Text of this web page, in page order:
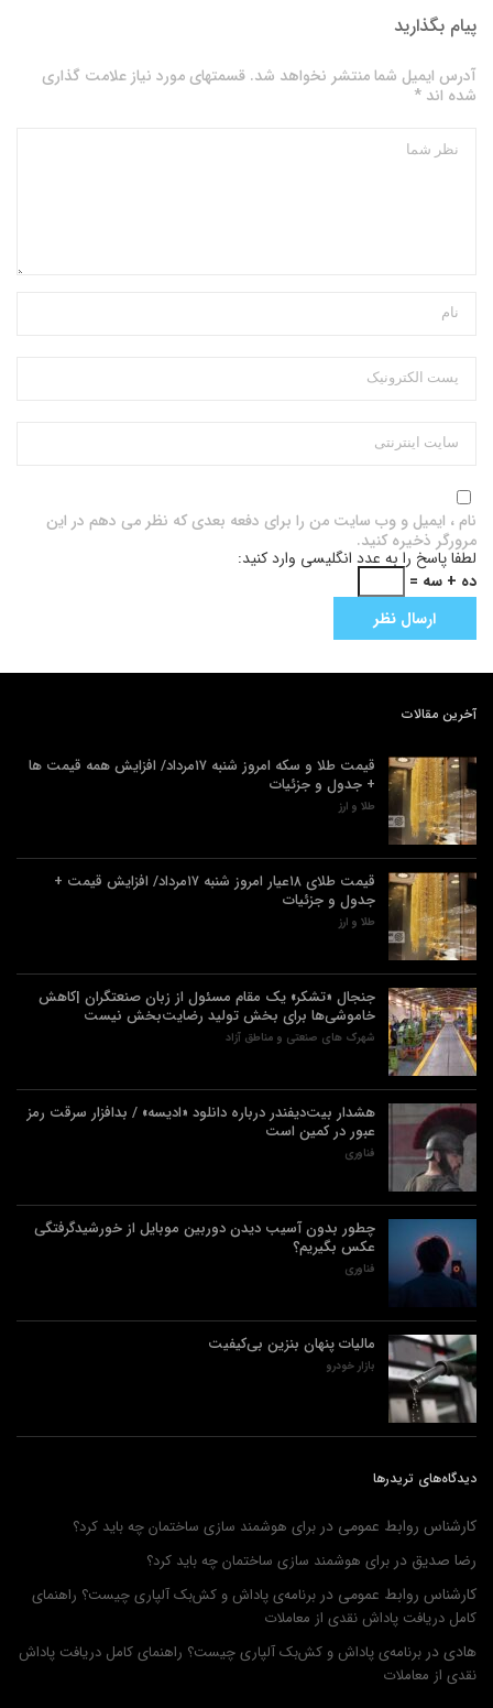
پیام بگذارید
آدرس ایمیل شما منتشر نخواهد شد. قسمتهای مورد نیاز علامت گذاری
شده اند *
نام ، ایمیل و وب سایت من را برای دفعه بعدی که نظر می دهم در این
مرورگر ذخیره کنید.
لطفا پاسخ را به عدد انگلیسی وارد کنید:
ده + سه =
آخرین مقالات
قیمت طلا و سکه امروز شنبه ۱۷مرداد/ افزایش همه قیمت ها
+ جدول و جزئیات
طلا و ارز
قیمت طلای ۱۸عیار امروز شنبه ۱۷مرداد/ افزایش قیمت +
جدول و جزئیات
طلا و ارز
جنجال «تشکر» یک مقام مسئول از زبان صنعتگران |کاهش
خاموشی‌ها برای بخش تولید رضایت‌بخش نیست
شهرک های صنعتی و مناطق آزاد
هشدار بیت‌دیفندر درباره دانلود «ادیسه» / بدافزار سرقت رمز
عبور در کمین است
فناوری
چطور بدون آسیب دیدن دوربین موبایل از خورشیدگرفتگی
عکس بگیریم؟
فناوری
مالیات پنهان بنزین بی‌کیفیت
بازار خودرو
دیدگاه‌های تریدرها
کارشناس روابط عمومی در برای هوشمند سازی ساختمان چه باید کرد؟
رضا صدیق در برای هوشمند سازی ساختمان چه باید کرد؟
کارشناس روابط عمومی در برنامه‌ی پاداش و کش‌بک آلپاری چیست؟ راهنمای
کامل دریافت پاداش نقدی از معاملات
هادی در برنامه‌ی پاداش و کش‌بک آلپاری چیست؟ راهنمای کامل دریافت پاداش
نقدی از معاملات